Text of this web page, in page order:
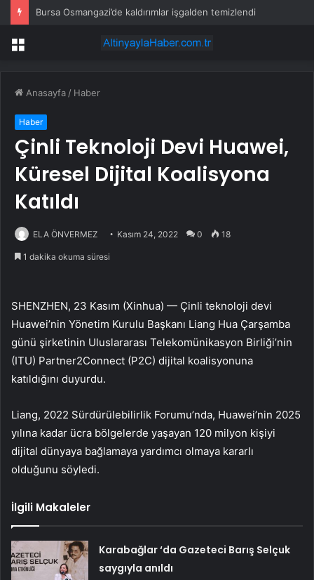
Bursa Osmangazi’de kaldırımlar işgalden temizlendi
Menü
Anasayfa / Haber
Haber
Çinli Teknoloji Devi Huawei,
Küresel Dijital Koalisyona
Katıldı
ELA ÖNVERMEZ Kasım 24, 2022 0 18
1 dakika okuma süresi
SHENZHEN, 23 Kasım (Xinhua) — Çinli teknoloji devi
Huawei’nin Yönetim Kurulu Başkanı Liang Hua Çarşamba
günü şirketinin Uluslararası Telekomünikasyon Birliği’nin
(ITU) Partner2Connect (P2C) dijital koalisyonuna
katıldığını duyurdu.
Liang, 2022 Sürdürülebilirlik Forumu’nda, Huawei’nin 2025
yılına kadar ücra bölgelerde yaşayan 120 milyon kişiyi
dijital dünyaya bağlamaya yardımcı olmaya kararlı
olduğunu söyledi.
İlgili Makaleler
Karabağlar ‘da Gazeteci Barış Selçuk
saygıyla anıldı